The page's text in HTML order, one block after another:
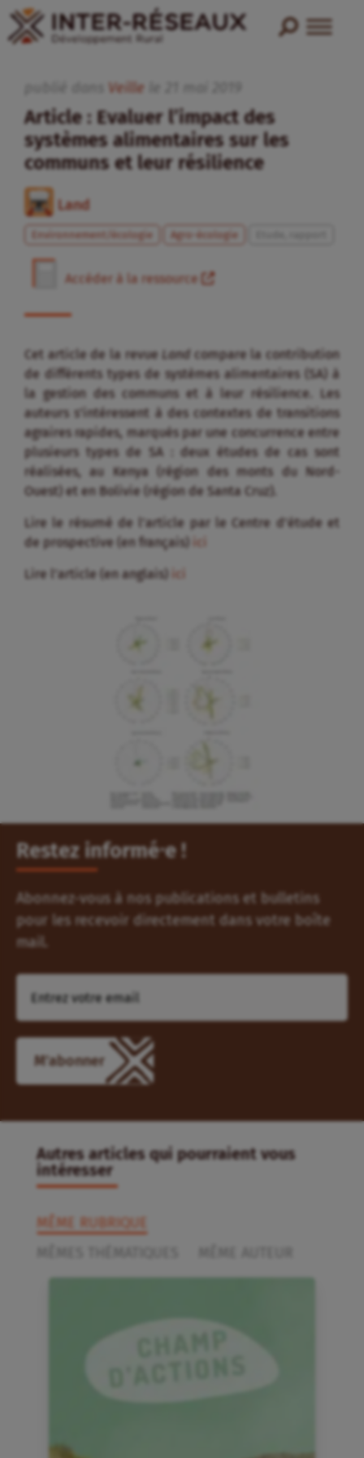
Veille
Article : Evaluer l’impact des
systèmes alimentaires sur les
communs et leur résilience
Land
Environnement/écologie Agro-écologie
Accéder à la ressource
Cet article de la revue Land compare la contribution
de différents types de systèmes alimentaires (SA) à
la gestion des communs et à leur résilience. Les
auteurs s’intéressent à des contextes de transitions
agraires rapides, marqués par une concurrence entre
plusieurs types de SA : deux études de cas sont
réalisées, au Kenya (région des monts du Nord-
Ouest) et en Bolivie (région de Santa Cruz).
Lire le résumé de l’article par le Centre d’étude et
de prospective (en français)
ici
Lire l’article (en anglais) ici
Restez informé⸱e !
Abonnez-vous à nos publications et bulletins
pour les recevoir directement dans votre boîte
mail.
Autres articles qui pourraient vous
intéresser
MÊME RUBRIQUE